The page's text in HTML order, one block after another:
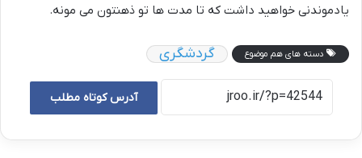
یادموندنی خواهید داشت که تا مدت ها تو ذهنتون می مونه.
دسته های هم موضوع گردشگری
آدرس کوتاه مطلب